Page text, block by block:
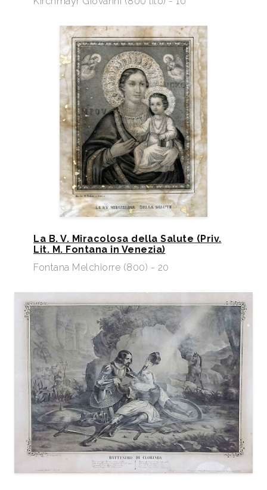
La B. V. Miracolosa della Salute (Priv.
Lit. M. Fontana in Venezia)
Fontana Melchiorre (800) - 20